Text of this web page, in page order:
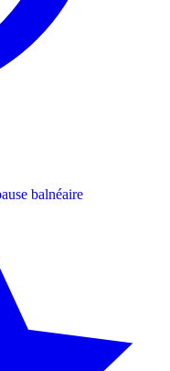
balnéaire